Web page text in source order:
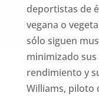
deportistas de
vegana o
sólo siguen
minimizado
rendimiento y
Williams, piloto